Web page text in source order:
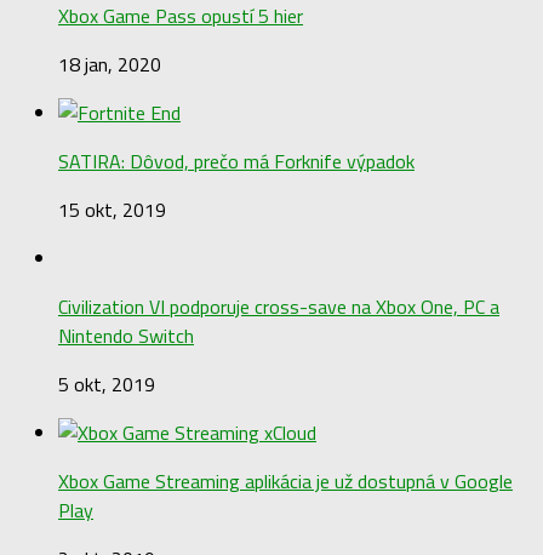
Xbox Game Pass opustí 5 hier
18 jan, 2020
SATIRA: Dôvod, prečo má Forknife výpadok
15 okt, 2019
Civilization VI podporuje cross-save na Xbox One, PC a
Nintendo Switch
5 okt, 2019
Xbox Game Streaming aplikácia je už dostupná v Google
Play